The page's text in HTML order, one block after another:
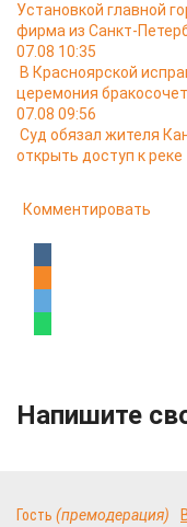
Установкой главной
фирма из Санкт-
07.08 10:35
В Красноярской
церемония
07.08 09:56
Суд обязал жителя
открыть доступ к реке
Комментировать
Напишите
Гость (премодерация)